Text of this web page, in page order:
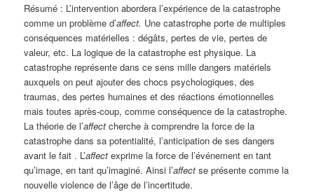
Résumé : L’intervention abordera l’expérience de la catastrophe
comme un problème d’affect. Une catastrophe porte de multiples
conséquences matérielles : dégâts, pertes de vie, pertes de
valeur, etc. La logique de la catastrophe est physique. La
catastrophe représente dans ce sens mille dangers matériels
auxquels on peut ajouter des chocs psychologiques, des
traumas, des pertes humaines et des réactions émotionnelles
mais toutes après-coup, comme conséquence de la catastrophe.
La théorie de l’affect cherche à comprendre la force de la
catastrophe dans sa potentialité, l’anticipation de ses dangers
avant le fait . L’affect exprime la force de l’événement en tant
qu’image, en tant qu’imaginé. Ainsi l’affect se présente comme la
nouvelle violence de l’âge de l’incertitude.